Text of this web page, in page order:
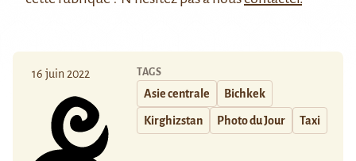
16 juin 2022 TAGS
Asie centrale Bichkek
Kirghizstan Photo du Jour Taxi